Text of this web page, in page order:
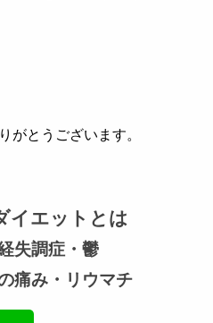
がとうございます。
イエットとは
失調症・鬱
痛み・リウマチ